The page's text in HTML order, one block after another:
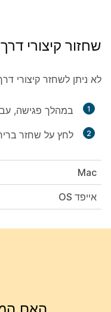
שחזור קיצורי
לא ניתן לשחזר קיצורי
1 במהלך פגישה,
2 לחץ על שחזר
Mac
אייפד OS
האם